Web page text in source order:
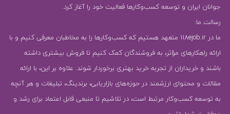
جوانان ایران و توسعه کسب‌وکارها فعالیت خود را آغاز کرد.
رسالت ما:
ما در 118ejob.ir متعهد هستیم که کسب‌وکارها را به مخاطبان معرفی کنیم و با
ارائه راهکارهای مؤثر، به فروشندگان کمک کنیم تا فروش بیشتری داشته
باشند و خریداران از تجربه خرید بهتری برخوردار شوند. علاوه بر این، با ارائه
مقالات و محتوای ارزشمند در حوزه‌های بازاریابی، برندینگ، تبلیغات و هر آنچه
به توسعه کسب‌وکار مرتبط است، در تلاشیم تا منبعی قابل اعتماد برای رشد و